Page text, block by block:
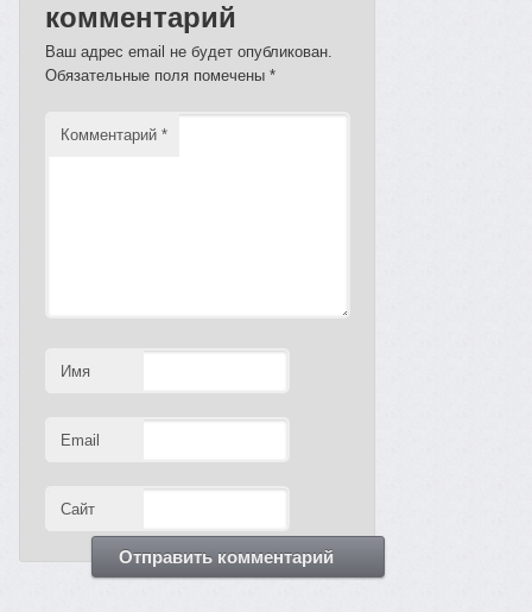
комментарий
Ваш адрес email не будет опубликован.
Обязательные поля помечены*
Комментарий*
Имя
Email
Сайт